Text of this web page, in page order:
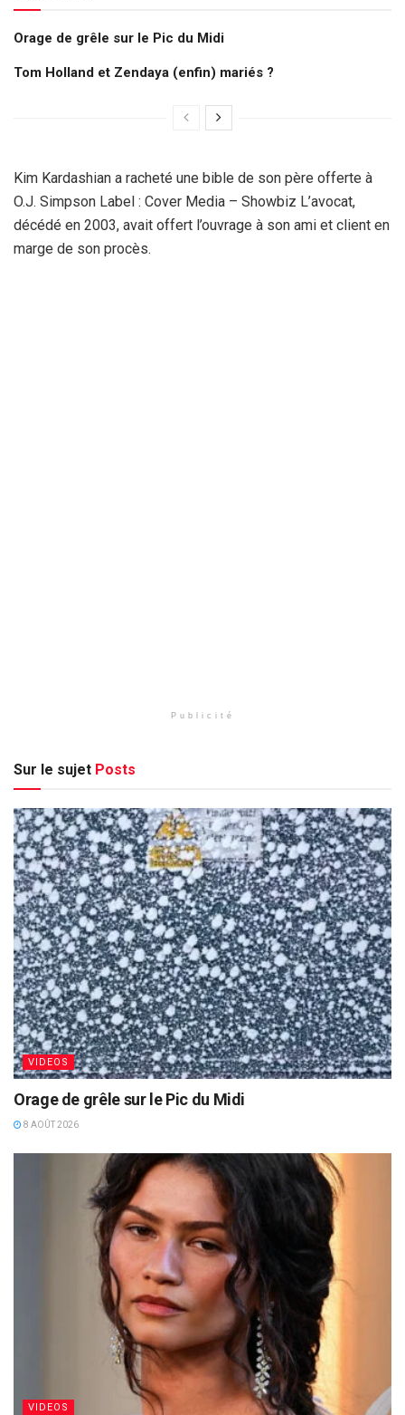
Orage de grêle sur le Pic du Midi
Tom Holland et Zendaya (enfin) mariés ?
Kim Kardashian a racheté une bible de son père offerte à
O.J. Simpson Label : Cover Media – Showbiz L’avocat,
décédé en 2003, avait offert l’ouvrage à son ami et client en
marge de son procès.
Publicité
Sur le sujet Posts
VIDEOS
Orage de grêle sur le Pic du Midi
8 AOÛT 2026
VIDEOS